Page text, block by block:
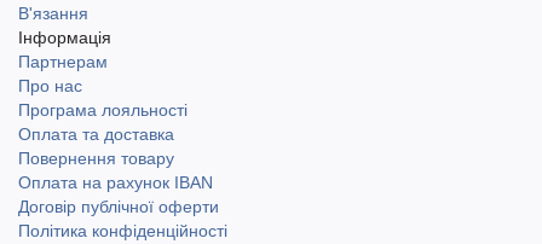
В'язання
Інформація
Партнерам
Про нас
Програма лояльності
Оплата та доставка
Повернення товару
Оплата на рахунок IBAN
Договір публічної оферти
Політика конфіденційності